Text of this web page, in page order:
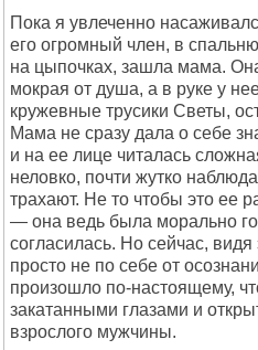
Пока я увлеченно
его огромный член, в
на цыпочках, зашла мама.
мокрая от душа, а в руке у
кружевные трусики Светы,
Мама не сразу дала о себе
и на ее лице читалась
неловко, почти жутко
трахают. Не то чтобы это ее
— она ведь была морально
согласилась. Но сейчас,
просто не по себе от
произошло по-настоящему,
закатанными глазами и
взрослого мужчины.